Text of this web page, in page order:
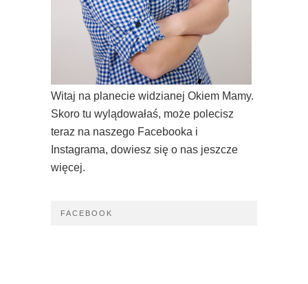
Witaj na planecie widzianej Okiem Mamy.
Skoro tu wylądowałaś, może polecisz
teraz na naszego Facebooka i
Instagrama, dowiesz się o nas jeszcze
więcej.
FACEBOOK